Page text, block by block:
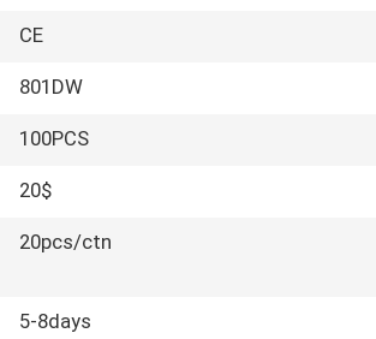
CE
801DW
100PCS
20$
20pcs/ctn
5-8days